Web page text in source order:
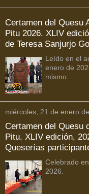
Certamen del Quesu
Pitu 2026. XLIV
de Teresa Sanjurjo
Leído en el
enero de
mismo.
miércoles, 21 de enero
Certamen del Quesu
Pitu. XLIV edición,
Queserías
Celebrado
2026.